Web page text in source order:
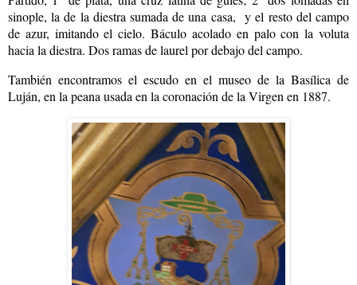
sinople, la de la diestra sumada de una casa, y el resto del campo
de azur, imitando el cielo. Báculo acolado en palo con la voluta
hacia la diestra. Dos ramas de laurel por debajo del campo.
También encontramos el escudo en el museo de la Basílica de
Luján, en la peana usada en la coronación de la Virgen en 1887.